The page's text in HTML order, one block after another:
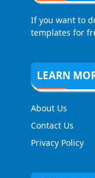
If you want to
templates for
LEARN
About Us
Contact Us
Privacy Policy